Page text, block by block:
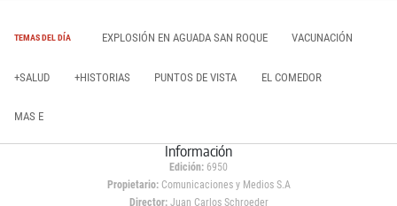
TEMAS DEL DÍA EXPLOSIÓN EN AGUADA SAN ROQUE VACUNACIÓN
+SALUD +HISTORIAS PUNTOS DE VISTA EL COMEDOR
MAS E
Información
Edición: 6950
Propietario:Comunicaciones y Medios S.A
Director: Juan Carlos Schroeder